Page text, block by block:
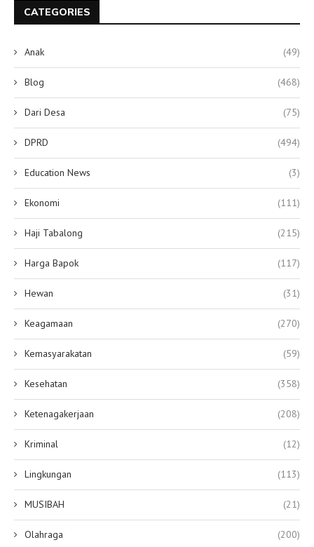
CATEGORIES
Anak (49)
Blog (468)
Dari Desa (75)
DPRD (494)
Education News (3)
Ekonomi (111)
Haji Tabalong (215)
Harga Bapok (117)
Hewan (31)
Keagamaan (270)
Kemasyarakatan (59)
Kesehatan (358)
Ketenagakerjaan (208)
Kriminal (12)
Lingkungan (113)
MUSIBAH (21)
Olahraga (200)